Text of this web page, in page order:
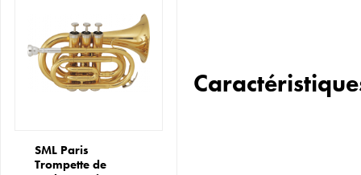
SML Paris
Trompette de